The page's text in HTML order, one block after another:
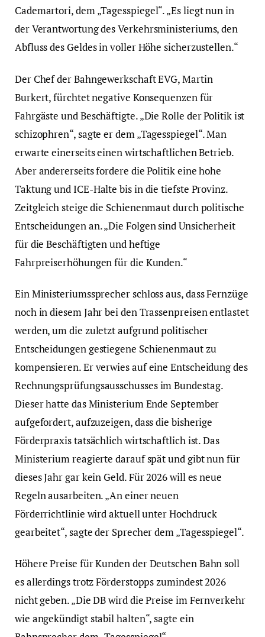
Cademartori, dem „Tagesspiegel“. „Es liegt nun in
der Verantwortung des Verkehrsministeriums, den
Abfluss des Geldes in voller Höhe sicherzustellen.“
Der Chef der Bahngewerkschaft EVG, Martin
Burkert, fürchtet negative Konsequenzen für
Fahrgäste und Beschäftigte. „Die Rolle der Politik ist
schizophren“, sagte er dem „Tagesspiegel“. Man
erwarte einerseits einen wirtschaftlichen Betrieb.
Aber andererseits fordere die Politik eine hohe
Taktung und ICE-Halte bis in die tiefste Provinz.
Zeitgleich steige die Schienenmaut durch politische
Entscheidungen an. „Die Folgen sind Unsicherheit
für die Beschäftigten und heftige
Fahrpreiserhöhungen für die Kunden.“
Ein Ministeriumssprecher schloss aus, dass Fernzüge
noch in diesem Jahr bei den Trassenpreisen entlastet
werden, um die zuletzt aufgrund politischer
Entscheidungen gestiegene Schienenmaut zu
kompensieren. Er verwies auf eine Entscheidung des
Rechnungsprüfungsausschusses im Bundestag.
Dieser hatte das Ministerium Ende September
aufgefordert, aufzuzeigen, dass die bisherige
Förderpraxis tatsächlich wirtschaftlich ist. Das
Ministerium reagierte darauf spät und gibt nun für
dieses Jahr gar kein Geld. Für 2026 will es neue
Regeln ausarbeiten. „An einer neuen
Förderrichtlinie wird aktuell unter Hochdruck
gearbeitet“, sagte der Sprecher dem „Tagesspiegel“.
Höhere Preise für Kunden der Deutschen Bahn soll
es allerdings trotz Förderstopps zumindest 2026
nicht geben. „Die DB wird die Preise im Fernverkehr
wie angekündigt stabil halten“, sagte ein